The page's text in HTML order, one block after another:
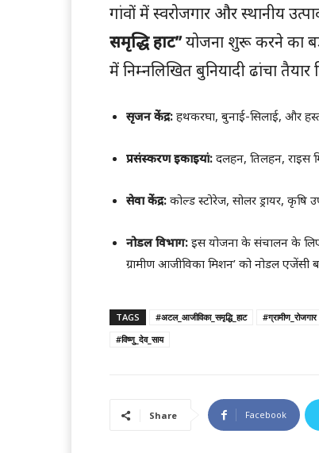
गांवों में स्वरोजगार और स्थानीय
समृद्धि हाट’’योजना शुरू करने का
में निम्नलिखित बुनियादी ढांचा तैयार
सृजन केंद्र: हथकरघा, बुनाई-सिलाई, और
प्रसंस्करण इकाइयां: दलहन, तिलहन, राइस
सेवा केंद्र: कोल्ड स्टोरेज, सोलर ड्रायर, कृषि
नोडल विभाग: इस योजना के संचालन के लिए
ग्रामीण आजीविका मिशन’ को नोडल एजेंसी
TAGS #अटल_आजीविका_समृद्धि_हाट #ग्रामीण_रोजगार
#विष्णु_देव_साय
Share Facebook